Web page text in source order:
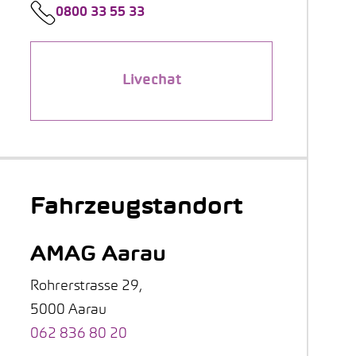
0800 33 55 33
Livechat
Fahrzeugstandort
AMAG Aarau
Rohrerstrasse 29,
5000 Aarau
062 836 80 20